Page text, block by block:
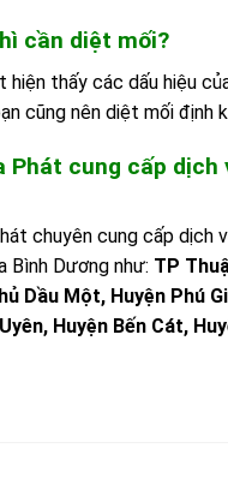
cần diệt mối?
hiện thấy các dấu hiệu
cũng nên diệt mối định
Phát cung cấp
chuyên cung cấp dịch
Bình Dương như: TP
Dầu Một, Huyện Phú
Huyện Bến Cát,